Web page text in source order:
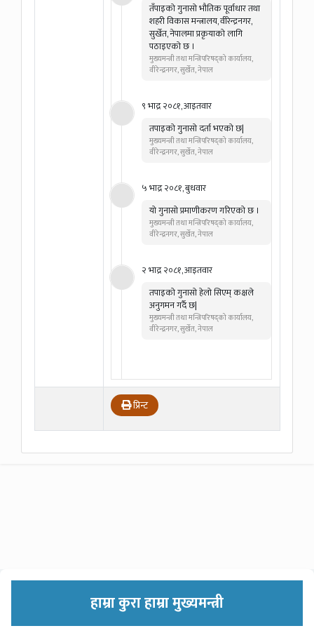
तँपाइकाे गुनासाे भौतिक पूर्वाधार तथा
शहरी विकास मन्त्रालय, वीरेन्द्रनगर,
सुर्खेत, नेपालमा प्रकृयाकाे लागि
पठाइएको छ ।
मुख्यमन्त्री तथा मन्त्रिपरिषद्को कार्यालय,
वीरेन्द्रनगर, सुर्खेत, नेपाल
९ भाद्र २०८१, आइतवार
तपाइको गुनासो दर्ता भएको छ|
मुख्यमन्त्री तथा मन्त्रिपरिषद्को कार्यालय,
वीरेन्द्रनगर, सुर्खेत, नेपाल
५ भाद्र २०८१, बुधवार
यो गुनासो प्रमाणीकरण गरिएको छ ।
मुख्यमन्त्री तथा मन्त्रिपरिषद्को कार्यालय,
वीरेन्द्रनगर, सुर्खेत, नेपाल
२ भाद्र २०८१, आइतवार
तपाइको गुनासो हेलो सिएम् कक्षले
अनुगमन गर्दै छ|
मुख्यमन्त्री तथा मन्त्रिपरिषद्को कार्यालय,
वीरेन्द्रनगर, सुर्खेत, नेपाल
प्रिन्ट
हाम्रा कुरा हाम्रा मुख्यमन्त्री